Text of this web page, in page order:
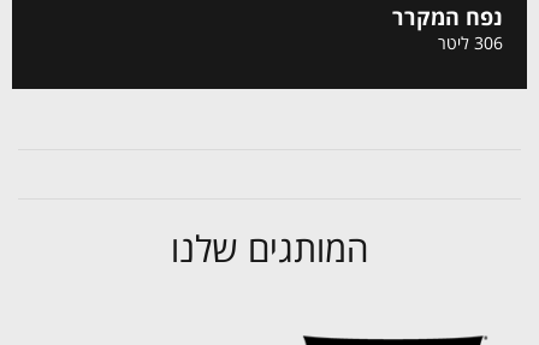
נפח המקרר
306 ליטר
המותגים שלנו